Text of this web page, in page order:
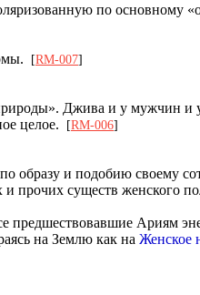
по основному
[RM-007]
Джива и у мужчин
целое.
[RM-006]
образу и подобию своему
прочих существ женского
предшествовавшие Ариям
на Землю как на Женское